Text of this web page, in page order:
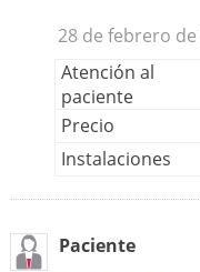
28 de febrero de
Atención al
paciente
Precio
Instalaciones
Paciente